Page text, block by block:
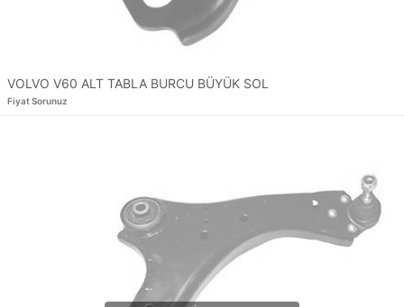
VOLVO V60 ALT TABLA BURCU BÜYÜK SOL
Fiyat Sorunuz